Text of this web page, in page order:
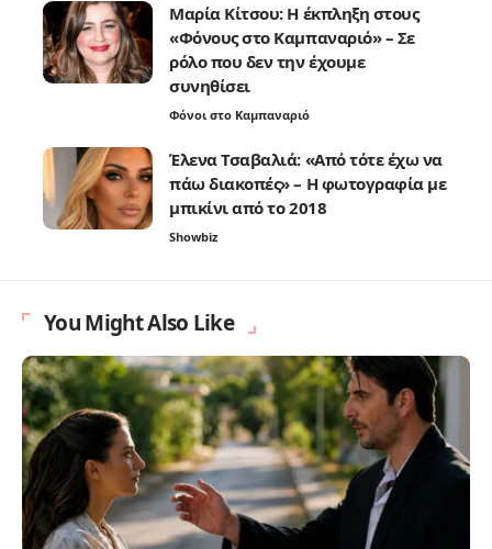
Μαρία Κίτσου: Η έκπληξη στους
«Φόνους στο Καμπαναριό» – Σε
ρόλο που δεν την έχουμε
συνηθίσει
Φόνοι στο Καμπαναριό
Έλενα Τσαβαλιά: «Από τότε έχω να
πάω διακοπές» – Η φωτογραφία με
μπικίνι από το 2018
Showbiz
You Might Also Like